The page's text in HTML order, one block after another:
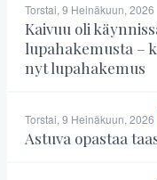
Torstai, 9 Heinäkuun, 2026
Kaivuu oli
lupahakemusta –
nyt lupahakemus
Torstai, 9 Heinäkuun, 2026
Astuva opastaa